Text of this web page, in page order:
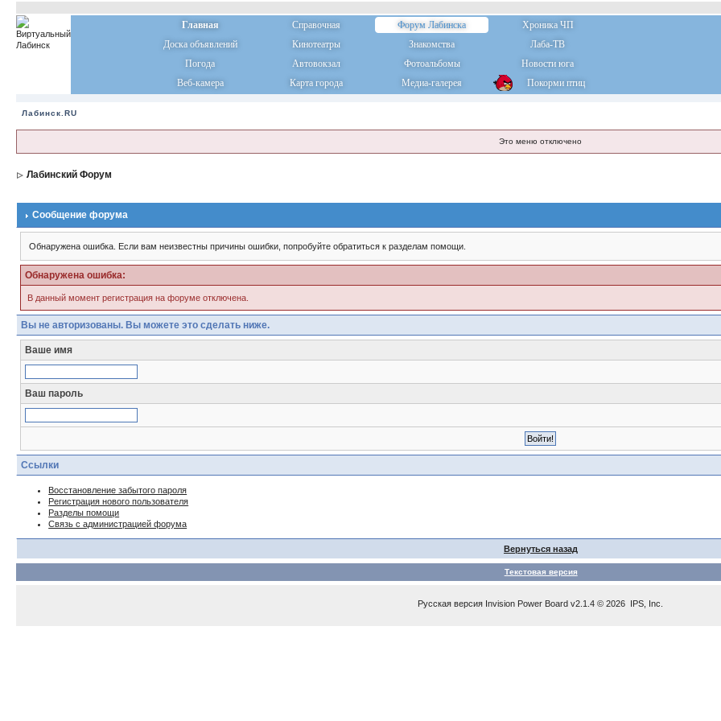
Главная Справочная Форум Лабинска
Хроника ЧП
Доска объявлений
Кинотеатры Знакомства
Лаба-ТВ
Погода
Автовокзал Фотоальбомы
Новости юга
Веб-камера
Карта города Медиа-галерея Покорми птиц
Лабинск.RU
Это меню отключено
Лабинский Форум
Сообщение форума
Обнаружена ошибка. Если вам неизвестны причины ошибки, попробуйте обратиться к разделам помощи.
Обнаружена ошибка:
В данный момент регистрация на форуме отключена.
Вы не авторизованы. Вы можете это сделать ниже.
Ваше имя
Ваш пароль
Ссылки
Восстановление забытого пароля
Регистрация нового пользователя
Разделы помощи
Связь с администрацией форума
Вернуться назад
Текстовая версия
Русская версия Invision Power Board v2.1.4 © 2026 IPS, Inc.